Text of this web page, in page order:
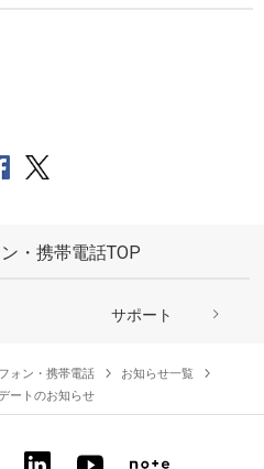
・携帯電話TOP
サポート
ォン・携帯電話
お知らせ一覧
ートのお知らせ